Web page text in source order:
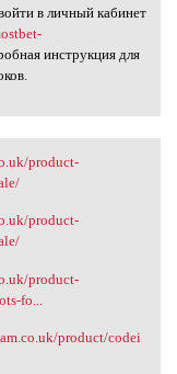
войти
в личный кабинет
инструкция для
product-
product-
product-
fo...
product/codei